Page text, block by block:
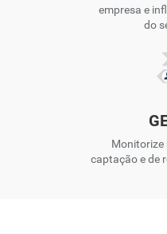
empresa e
do
Monitorize
captação e de